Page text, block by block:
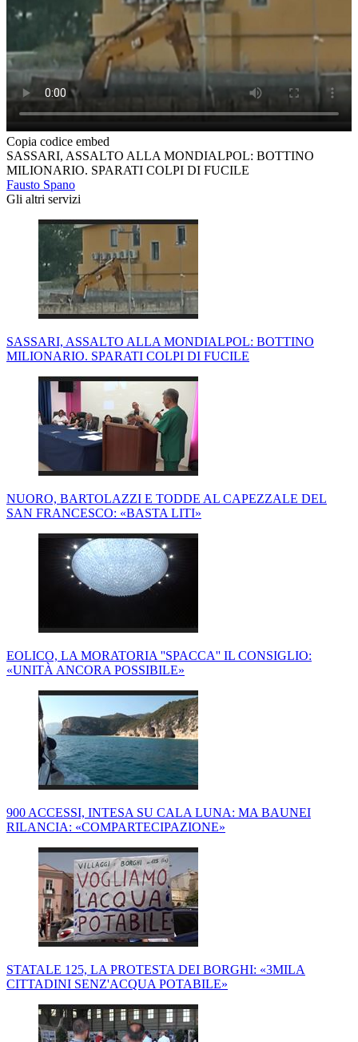
Copia codice embed
SASSARI, ASSALTO ALLA MONDIALPOL: BOTTINO
MILIONARIO. SPARATI COLPI DI FUCILE
Fausto Spano
Gli altri servizi
SASSARI, ASSALTO ALLA MONDIALPOL: BOTTINO
MILIONARIO. SPARATI COLPI DI FUCILE
NUORO, BARTOLAZZI E TODDE AL CAPEZZALE DEL
SAN FRANCESCO: «BASTA LITI»
EOLICO, LA MORATORIA ''SPACCA'' IL CONSIGLIO:
«UNITÀ ANCORA POSSIBILE»
900 ACCESSI, INTESA SU CALA LUNA: MA BAUNEI
RILANCIA: «COMPARTECIPAZIONE»
STATALE 125, LA PROTESTA DEI BORGHI: «3MILA
CITTADINI SENZ'ACQUA POTABILE»